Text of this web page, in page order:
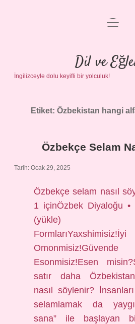
Anasayfa
Gizlilik
Yasal Uyarı
menüyü
Dil ve
İngilizceyle dolu keyifli bir yolculuk!
Etiket: Özbekistan hangi
Özbekçe Selam
Tarih: Ocak 29, 2025
Özbekçe selam nasıl
1 içinÖzbek Diyaloğu
(yükle)
Esonmisiz!Esen
satır daha
nasıl söylenir?
selamlamak da
sana” ile başlayan